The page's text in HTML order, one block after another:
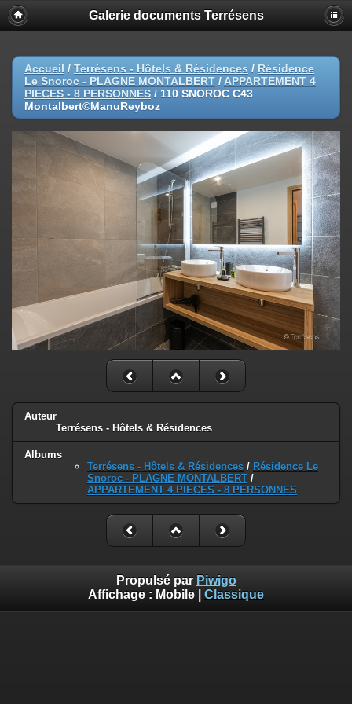
Galerie documents Terrésens
Accueil / Terrésens - Hôtels & Résidences / Résidence
Le Snoroc - PLAGNE MONTALBERT / APPARTEMENT 4
PIECES - 8 PERSONNES / 110 SNOROC C43
Montalbert©ManuReyboz
Auteur
Terrésens - Hôtels & Résidences
Albums
Terrésens - Hôtels & Résidences / Résidence Le
Snoroc - PLAGNE MONTALBERT /
APPARTEMENT 4 PIECES - 8 PERSONNES
Propulsé par Piwigo
Affichage : Mobile Classique